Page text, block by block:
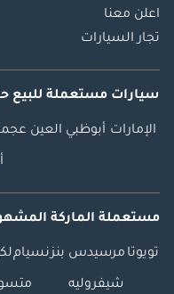
اعلن معنا
تجار السيارات
سيارات مستعملة للبيع
الإمارات أبوظبي العين
مستعملة الماركة
تويوتا مرسيدس بنزنسيام
شيفروليه